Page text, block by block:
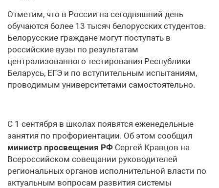
Отметим, что в России на сегодняшний день
обучаются более 13 тысяч белорусских студентов.
Белорусские граждане могут поступать в
российские вузы по результатам
централизованного тестирования Республики
Беларусь, ЕГЭ и по вступительным испытаниям,
проводимым университетами самостоятельно.
С 1 сентября в школах появятся еженедельные
занятия по профориентации. Об этом сообщил
министр просвещения РФ Сергей Кравцов на
Всероссийском совещании руководителей
региональных органов исполнительной власти по
актуальным вопросам развития системы